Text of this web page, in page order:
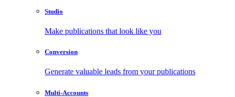
Studio
Make publications that look like you
Conversion
Generate valuable leads from your publications
Multi-Accounts